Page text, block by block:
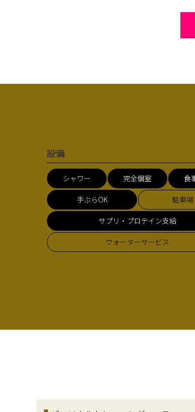
設備
シャワー 完全個室 食
手ぶらOK 駐車場
サプリ・プロテイン支給
ウォーターサービス